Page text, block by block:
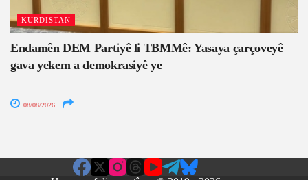
KURDISTAN
Endamên DEM Partiyê li TBMMê: Yasaya çarçoveyê
gava yekem a demokrasiyê ye
08/08/2026